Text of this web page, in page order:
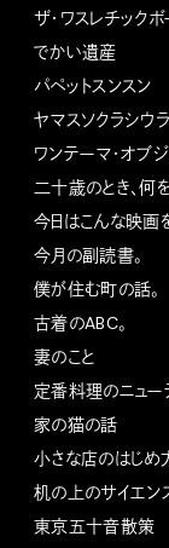
ザ・ワスレチックボ
でかい遺産
パペットスンスン
ヤマスソクラシウ
ワンテーマ・オブジ
二十歳のとき、何
今日はこんな映画
今月の副読書。
僕が住む町の話。
古着のABC。
妻のこと
定番料理のニュー
家の猫の話
小さな店のはじめ
机の上のサイエン
東京五十音散策